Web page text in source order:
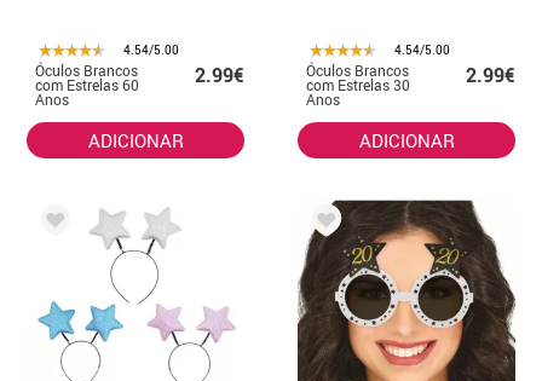
4.54/5.00
Óculos Brancos
com Estrelas 60
Anos
2.99€
ADICIONAR
4.54/5.00
Óculos Brancos
com Estrelas 30
Anos
2.99€
ADICIONAR